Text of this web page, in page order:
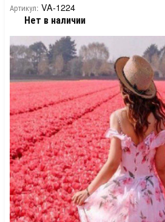
Артикул: VA-1224
Нет в наличии